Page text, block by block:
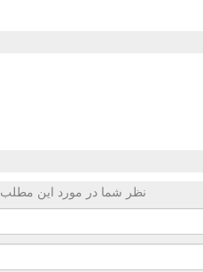
نظر شما در مورد این مطلب